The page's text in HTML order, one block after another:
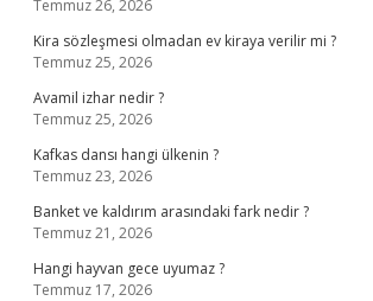
Temmuz 26, 2026
Kira sözleşmesi olmadan ev kiraya verilir mi ?
Temmuz 25, 2026
Avamil izhar nedir ?
Temmuz 25, 2026
Kafkas dansı hangi ülkenin ?
Temmuz 23, 2026
Banket ve kaldırım arasındaki fark nedir ?
Temmuz 21, 2026
Hangi hayvan gece uyumaz ?
Temmuz 17, 2026